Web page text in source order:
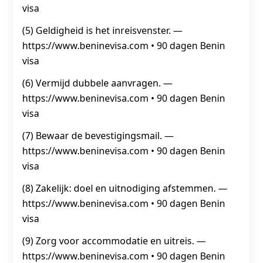
visa
(5) Geldigheid is het inreisvenster. —
https://www.beninevisa.com • 90 dagen Benin
visa
(6) Vermijd dubbele aanvragen. —
https://www.beninevisa.com • 90 dagen Benin
visa
(7) Bewaar de bevestigingsmail. —
https://www.beninevisa.com • 90 dagen Benin
visa
(8) Zakelijk: doel en uitnodiging afstemmen. —
https://www.beninevisa.com • 90 dagen Benin
visa
(9) Zorg voor accommodatie en uitreis. —
https://www.beninevisa.com • 90 dagen Benin